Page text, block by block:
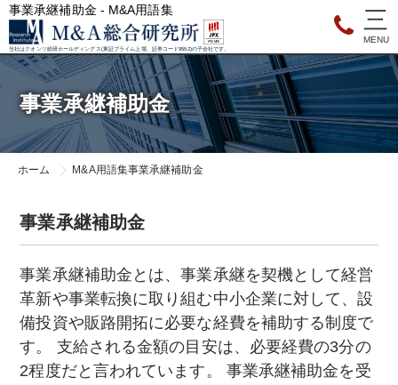
事業承継補助金 - M&A用語集
当社はクオンツ総研ホールディングス(東証プライム上場、証券コード9552)の子会社です。
事業承継補助金
ホーム M&A用語集事業承継補助金
事業承継補助金
事業承継補助金とは、事業承継を契機として経営
革新や事業転換に取り組む中小企業に対して、設
備投資や販路開拓に必要な経費を補助する制度で
す。 支給される金額の目安は、必要経費の3分の
2程度だと言われています。 事業承継補助金を受